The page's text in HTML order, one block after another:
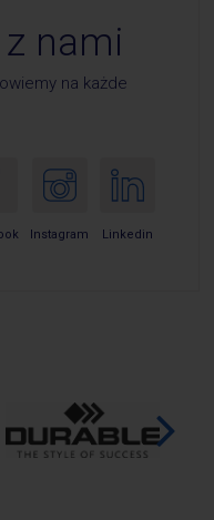
nami
na każde
Instagram Linkedin